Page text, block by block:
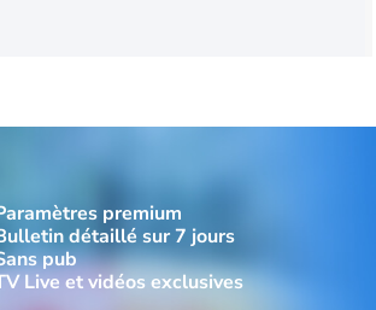
premium
détaillé sur 7 jours
pub
Live et vidéos exclusives